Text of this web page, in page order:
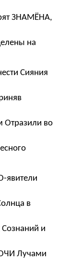
ЗНАМЁНА,
на
Сияния
Отразили во
в
и
Лучами